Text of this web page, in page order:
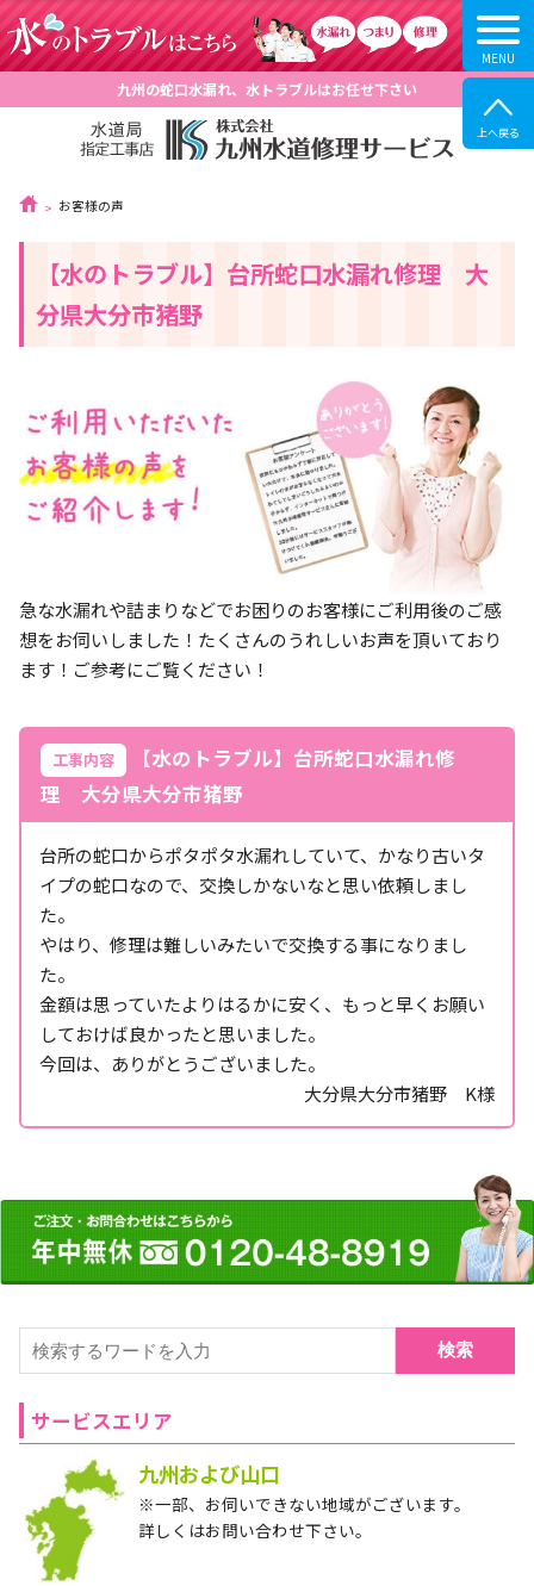
九州の蛇口水漏れ、水トラブルはお任せ下さい
お客様の声
【水のトラブル】台所蛇口水漏れ修理 大
分県大分市猪野
急な水漏れや詰まりなどでお困りのお客様にご利用後のご感
想をお伺いしました！たくさんのうれしいお声を頂いており
ます！ご参考にご覧ください！
工事内容
【水のトラブル】台所蛇口水漏れ修
理 大分県大分市猪野
台所の蛇口からポタポタ水漏れしていて、かなり古いタ
イプの蛇口なので、交換しかないなと思い依頼しまし
た。
やはり、修理は難しいみたいで交換する事になりまし
た。
金額は思っていたよりはるかに安く、もっと早くお願い
しておけば良かったと思いました。
今回は、ありがとうございました。
大分県大分市猪野 K様
検索
サービスエリア
九州および山口
※一部、お伺いできない地域がございます。
詳しくはお問い合わせ下さい。